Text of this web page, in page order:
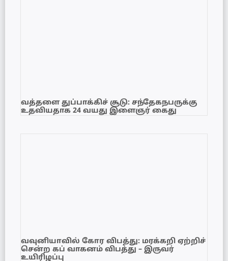
வத்தளை துப்பாக்கிச் சூடு: சந்தேகநபருக்கு
உதவியதாக 24 வயது இளைஞர் கைது
வவுனியாவில் கோர விபத்து: மரக்கறி ஏற்றிச்
சென்ற கப் வாகனம் விபத்து – இருவர்
உயிரிழப்பு